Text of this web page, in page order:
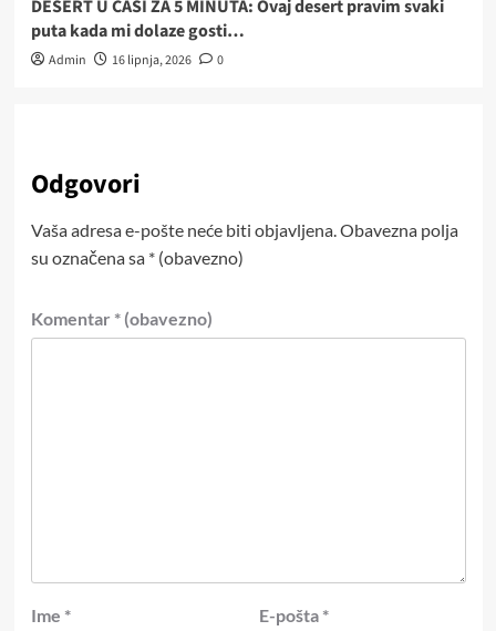
DESERT U ČAŠI ZA 5 MINUTA: Ovaj desert pravim svaki
puta kada mi dolaze gosti…
Admin 16 lipnja, 2026 0
Odgovori
Vaša adresa e-pošte neće biti objavljena.Obavezna polja
su označena sa * (obavezno)
Komentar * (obavezno)
Ime *
E-pošta *